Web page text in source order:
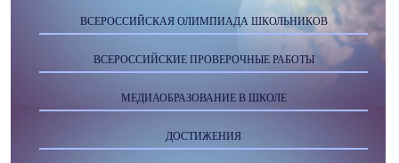
ВСЕРОССИЙСКАЯ ОЛИМПИАДА ШКОЛЬНИКОВ
ВСЕРОССИЙСКИЕ ПРОВЕРОЧНЫЕ РАБОТЫ
МЕДИАОБРАЗОВАНИЕ В ШКОЛЕ
ДОСТИЖЕНИЯ